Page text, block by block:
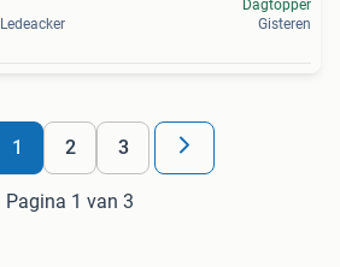
Ledeacker
Dagtopper
Gisteren
1 2 3
Pagina 1 van 3